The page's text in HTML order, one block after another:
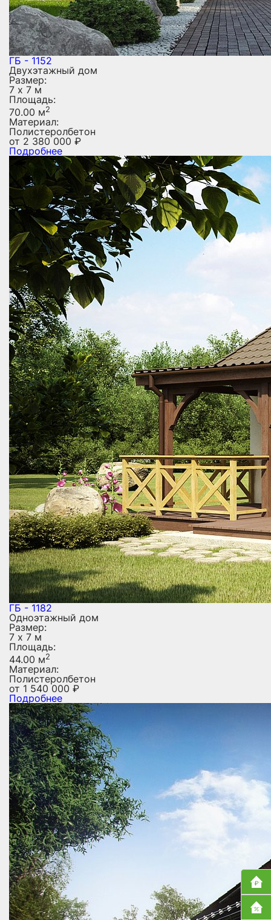
ГБ - 1152
Двухэтажный дом
Размер:
7 х 7 м
Площадь:
70.00 м2
Материал:
Полистеролбетон
от 2 380 000 ₽
Подробнее
ГБ - 1182
Одноэтажный дом
Размер:
7 х 7 м
Площадь:
44.00 м2
Материал:
Полистеролбетон
от 1 540 000 ₽
Подробнее